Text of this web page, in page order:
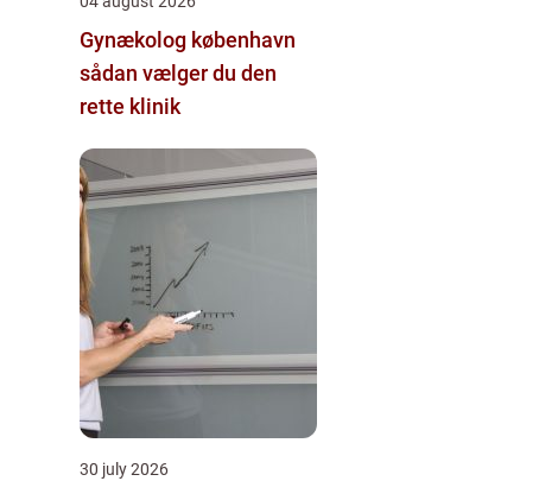
Gynækolog københavn
sådan vælger du den
rette klinik
30 july 2026